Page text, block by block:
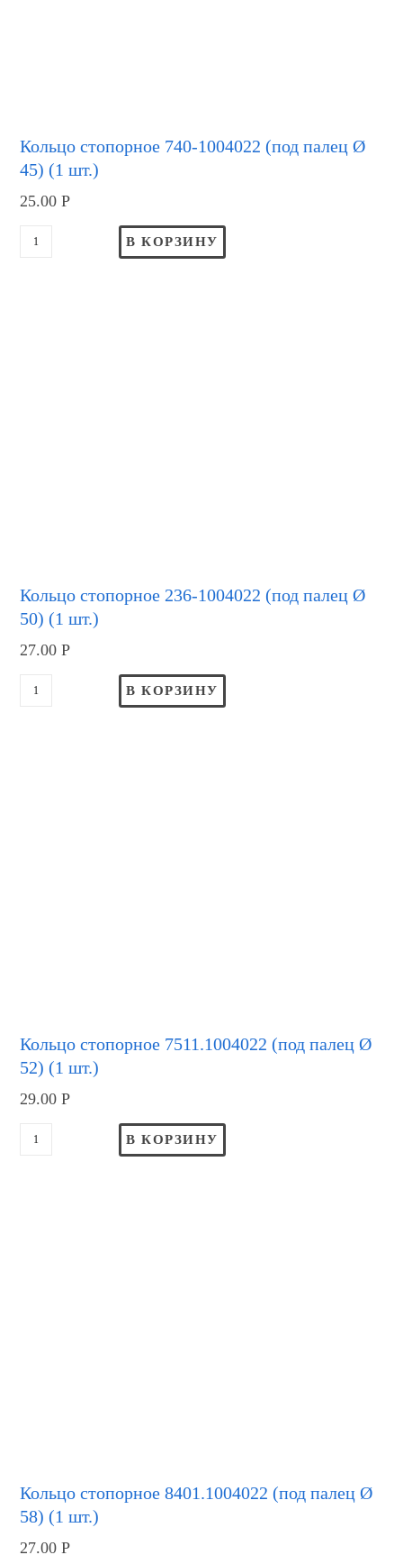
Кольцо стопорное 740-1004022 (под палец Ø
45) (1 шт.)
25.00Р
В КОРЗИНУ
Кольцо стопорное 236-1004022 (под палец Ø
50) (1 шт.)
27.00Р
В КОРЗИНУ
Кольцо стопорное 7511.1004022 (под палец Ø
52) (1 шт.)
29.00Р
В КОРЗИНУ
Кольцо стопорное 8401.1004022 (под палец Ø
58) (1 шт.)
27.00Р